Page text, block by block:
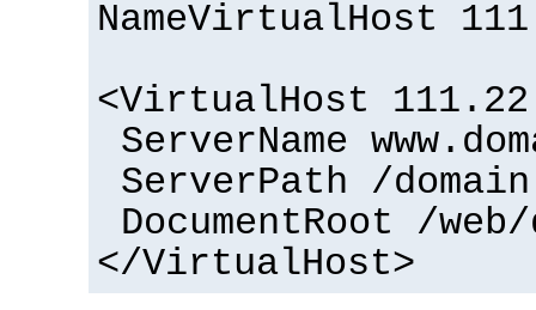
NameVirtualHost
<VirtualHost
ServerName
ServerPath /domain
DocumentRoot /web/
</VirtualHost>